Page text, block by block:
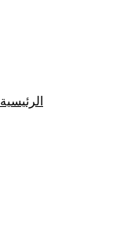
الرئيسية